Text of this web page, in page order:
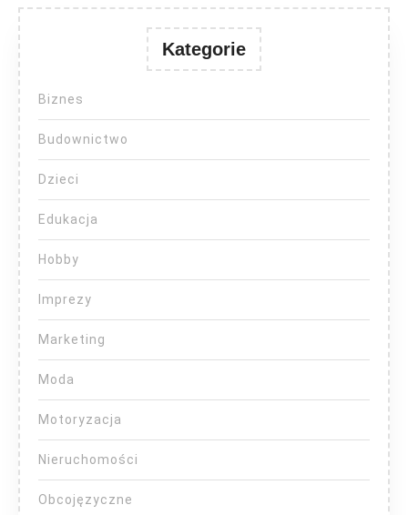
Kategorie
Biznes
Budownictwo
Dzieci
Edukacja
Hobby
Imprezy
Marketing
Moda
Motoryzacja
Nieruchomości
Obcojęzyczne